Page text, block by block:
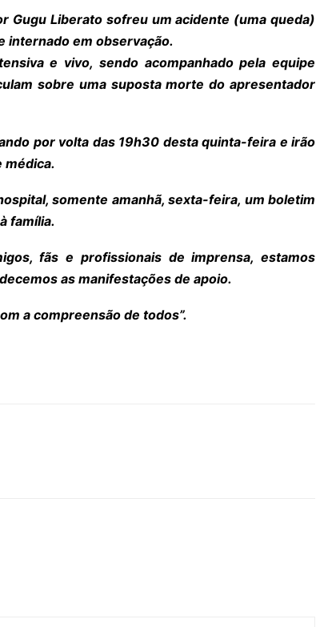
Gugu Liberato sofreu um acidente (uma queda)
internado em observação.
e vivo, sendo acompanhado pela equipe
sobre uma suposta morte do apresentador
por volta das 19h30 desta quinta-feira e irão
médica.
somente amanhã, sexta-feira, um boletim
família.
fãs e profissionais de imprensa, estamos
as manifestações de apoio.
a compreensão de todos”.